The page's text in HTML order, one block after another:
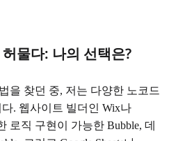
물다: 나의 선택은?
을 찾던 중, 저는 다양한 노코드
. 웹사이트 빌더인 Wix나
로직 구현이 가능한 Bubble, 데